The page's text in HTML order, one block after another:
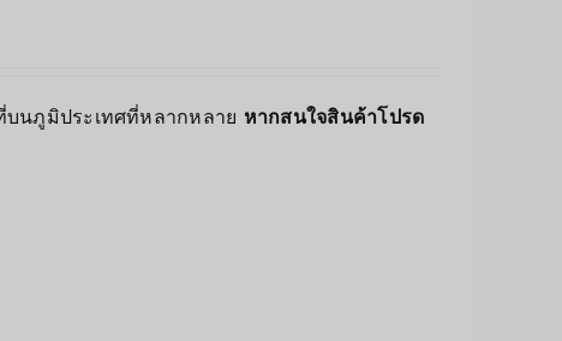
นภูมิประเทศที่หลากหลาย หากสนใจสินค้าโปรด